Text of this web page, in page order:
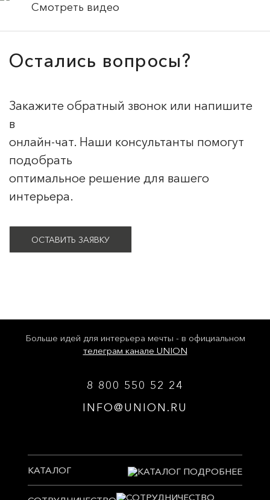
Смотреть видео
Остались вопросы?
Закажите обратный звонок или напишите
в
онлайн-чат. Наши консультанты помогут
подобрать
оптимальное решение для вашего
интерьера.
ОСТАВИТЬ ЗАЯВКУ
Больше идей для интерьера мечты - в официальном
телеграм канале UNION
8 800 550 52 24
INFO@UNION.RU
КАТАЛОГ